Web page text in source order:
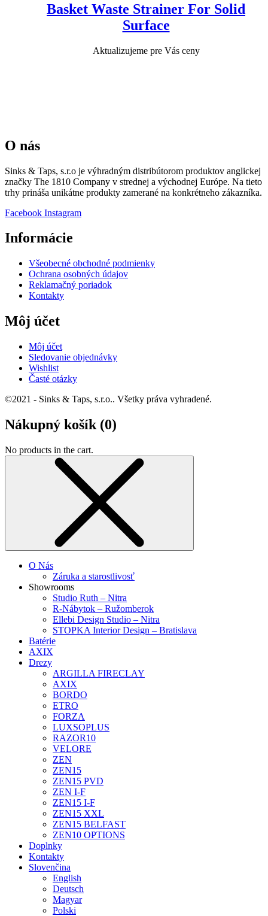
Basket Waste Strainer For Solid
Surface
Aktualizujeme pre Vás ceny
O nás
Sinks & Taps, s.r.o je výhradným distribútorom produktov anglickej
značky The 1810 Company v strednej a východnej Európe. Na tieto
trhy prináša unikátne produkty zamerané na konkrétneho zákazníka.
Facebook Instagram
Informácie
Všeobecné obchodné podmienky
Ochrana osobných údajov
Reklamačný poriadok
Kontakty
Môj účet
Môj účet
Sledovanie objednávky
Wishlist
Časté otázky
©2021 - Sinks & Taps, s.r.o.. Všetky práva vyhradené.
Nákupný košík (0)
No products in the cart.
O Nás
Záruka a starostlivosť
Showrooms
Studio Ruth – Nitra
R-Nábytok – Ružomberok
Ellebi Design Studio – Nitra
STOPKA Interior Design – Bratislava
Batérie
AXIX
Drezy
ARGILLA FIRECLAY
AXIX
BORDO
ETRO
FORZA
LUXSOPLUS
RAZOR10
VELORE
ZEN
ZEN15
ZEN15 PVD
ZEN I-F
ZEN15 I-F
ZEN15 XXL
ZEN15 BELFAST
ZEN10 OPTIONS
Doplnky
Kontakty
Slovenčina
English
Deutsch
Magyar
Polski